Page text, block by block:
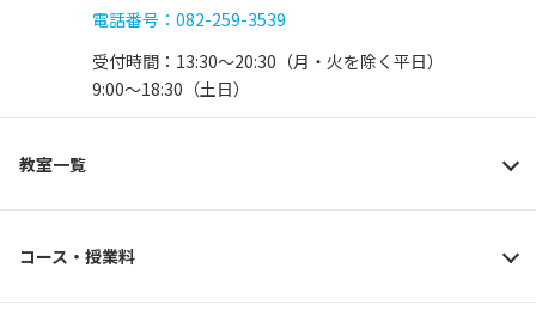
電話番号：082-259-3539
受付時間：13:30〜20:30（月・火を除く平日）
9:00〜18:30（土日）
教室一覧
コース・授業料